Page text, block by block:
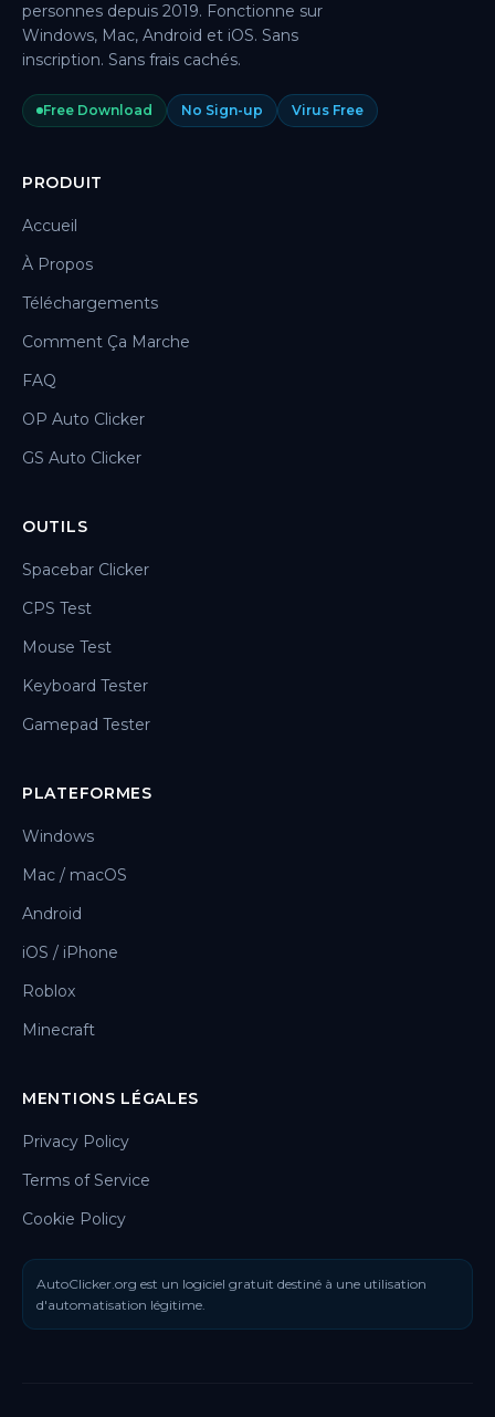
personnes depuis 2019. Fonctionne sur
Windows, Mac, Android et iOS. Sans
inscription. Sans frais cachés.
Free Download No Sign-up Virus Free
PRODUIT
Accueil
À Propos
Téléchargements
Comment Ça Marche
FAQ
OP Auto Clicker
GS Auto Clicker
OUTILS
Spacebar Clicker
CPS Test
Mouse Test
Keyboard Tester
Gamepad Tester
PLATEFORMES
Windows
Mac / macOS
Android
iOS / iPhone
Roblox
Minecraft
MENTIONS LÉGALES
Privacy Policy
Terms of Service
Cookie Policy
AutoClicker.org est un logiciel gratuit destiné à une utilisation
d'automatisation légitime.